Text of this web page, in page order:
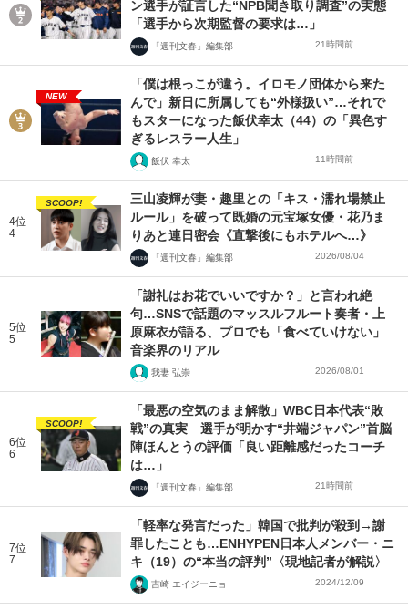
ン選手が証言した“NPB聞き取り調査”の実態
「選手から次期監督の要求は…」
「週刊文春」編集部 21時間前
NEW
「僕は根っこが違う。イロモノ団体から来た
んで」新日に所属しても“外様扱い”…それで
もスターになった飯伏幸太（44）の「異色す
ぎるレスラー人生」
飯伏 幸太 11時間前
4位
4
SCOOP!
三山凌輝が妻・趣里との「キス・濡れ場禁止
ルール」を破って既婚の元宝塚女優・花乃ま
りあと連日密会《直撃後にもホテルへ…》
「週刊文春」編集部 2026/08/04
5位
5
「謝礼はお花でいいですか？」と言われ絶
句…SNSで話題のマッスルフルート奏者・上
原麻衣が語る、プロでも「食べていけない」
音楽界のリアル
我妻 弘崇 2026/08/01
6位
6
SCOOP!
「最悪の空気のまま解散」WBC日本代表“敗
戦”の真実 選手が明かす“井端ジャパン”首脳
陣ほんとうの評価「良い距離感だったコーチ
は…」
「週刊文春」編集部 21時間前
7位
7
「軽率な発言だった」韓国で批判が殺到→謝
罪したことも…ENHYPEN日本人メンバー・ニ
キ（19）の“本当の評判”〈現地記者が解説〉
吉崎 エイジーニョ 2024/12/09